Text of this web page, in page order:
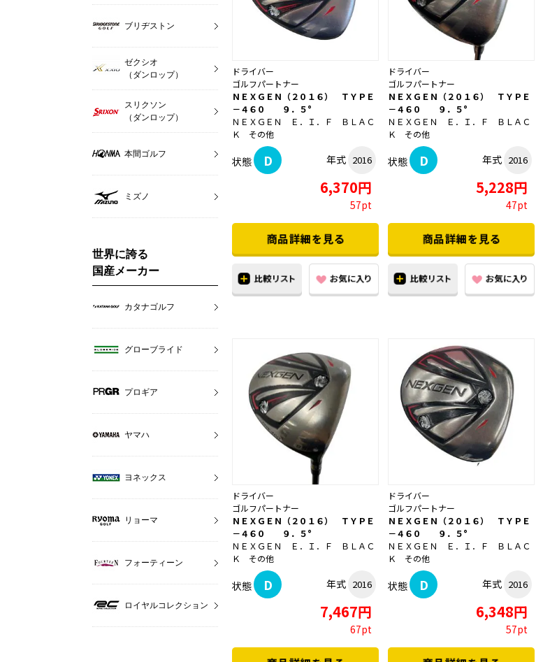
ドライバー
ゴルフパートナー
ＮＥＸＧＥＮ（２０１６） ＴＹＰＥ
－４６０ ９．５°
ＮＥＸＧＥＮ Ｅ．Ｉ．Ｆ ＢＬＡＣ
Ｋ その他
状態 D 年式 2016
6,370円
57pt
ドライバー
ゴルフパートナー
ＮＥＸＧＥＮ（２０１６） ＴＹＰＥ
－４６０ ９．５°
ＮＥＸＧＥＮ Ｅ．Ｉ．Ｆ ＢＬＡＣ
Ｋ その他
状態 D 年式 2016
5,228円
47pt
ドライバー
ゴルフパートナー
ＮＥＸＧＥＮ（２０１６） ＴＹＰＥ
－４６０ ９．５°
ＮＥＸＧＥＮ Ｅ．Ｉ．Ｆ ＢＬＡＣ
Ｋ その他
状態 D 年式 2016
7,467円
67pt
ドライバー
ゴルフパートナー
ＮＥＸＧＥＮ（２０１６） ＴＹＰＥ
－４６０ ９．５°
ＮＥＸＧＥＮ Ｅ．Ｉ．Ｆ ＢＬＡＣ
Ｋ その他
状態 D 年式 2016
6,348円
57pt
ブリヂストン
ゼクシオ
（ダンロップ）
スリクソン
（ダンロップ）
本間ゴルフ
ミズノ
世界に誇る
国産メーカー
カタナゴルフ
グローブライド
プロギア
ヤマハ
ヨネックス
リョーマ
フォーティーン
ロイヤルコレクション